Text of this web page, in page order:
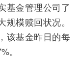
基金管理公司了
模赎回状况。
该基金昨日的每
。